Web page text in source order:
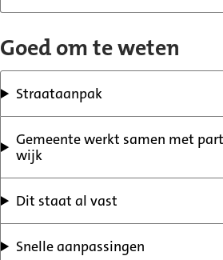
Goed om te weten
Straataanpak
Gemeente werkt samen met
wijk
Dit staat al vast
Snelle aanpassingen